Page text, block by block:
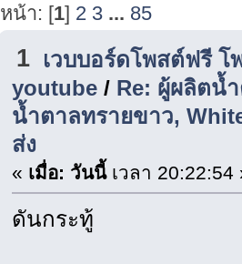
หน้า: [1] 2 3 ... 85
1 เวบบอร์ดโพสต์ฟรี โ
youtube/ Re: ผู้ผลิตน้
น้ำตาลทรายขาว,
ส่ง
« เมื่อ: วันนี้เวลา 20:22:54
ดันกระทู้